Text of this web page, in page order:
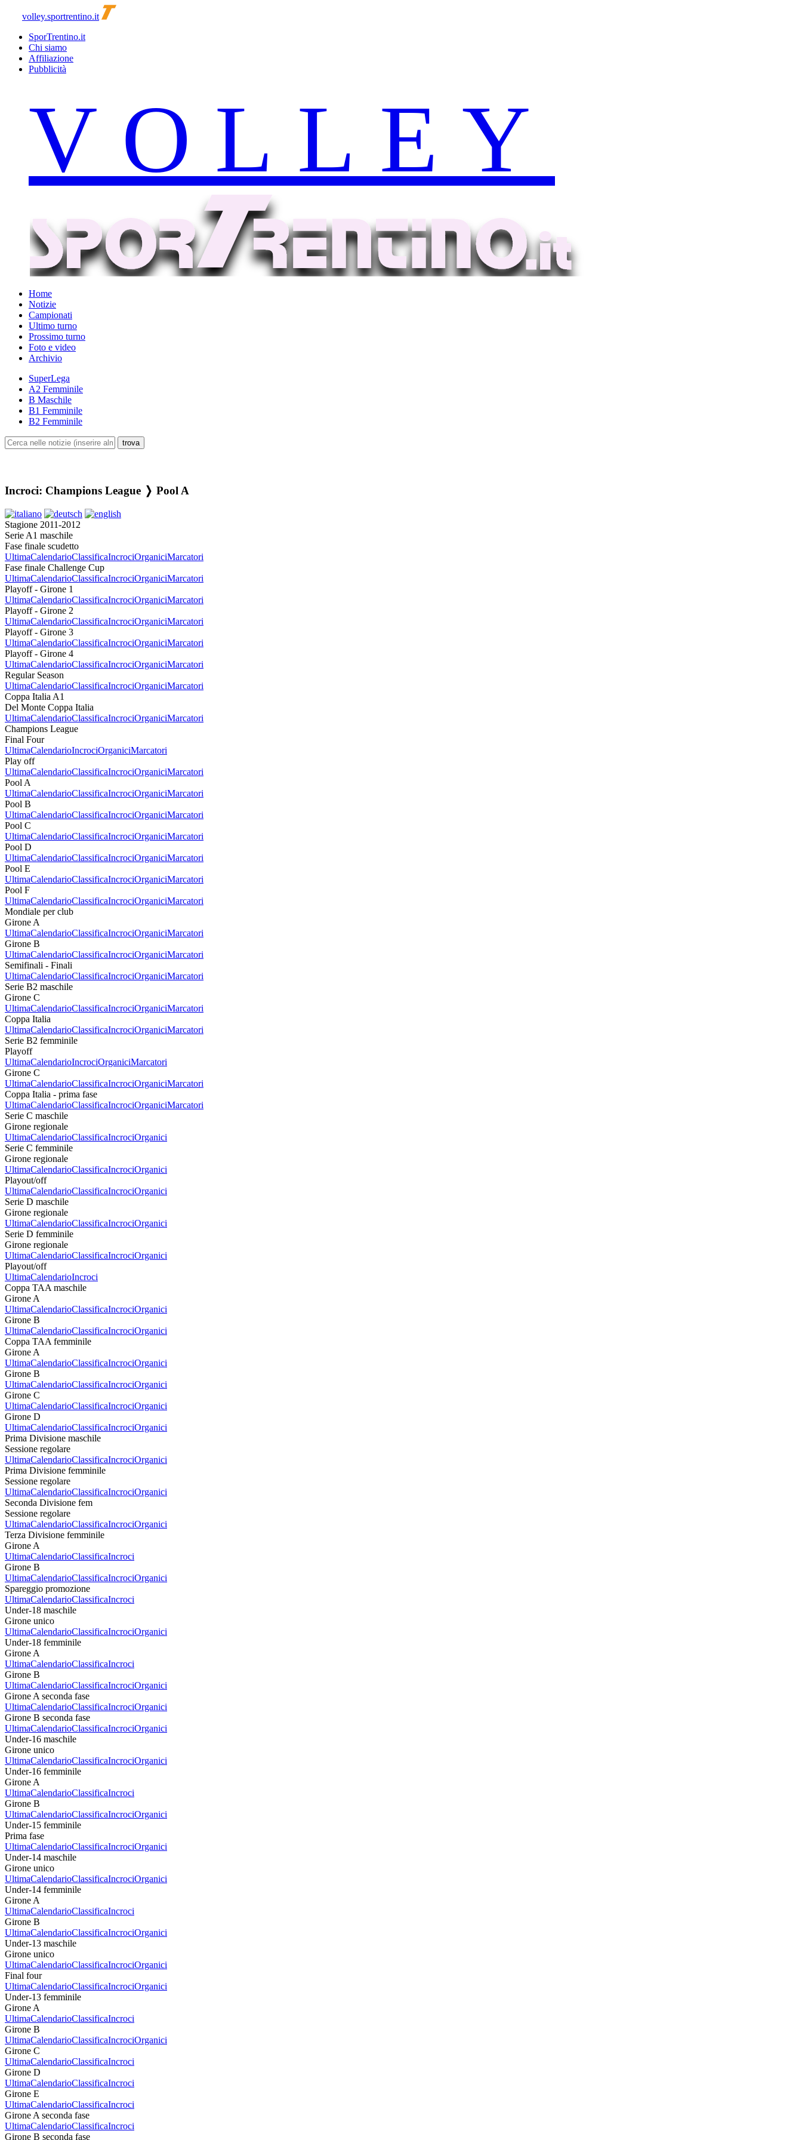
volley.sportrentino.it
SporTrentino.it
Chi siamo
Affiliazione
Pubblicità
Home
Notizie
Campionati
Ultimo turno
Prossimo turno
Foto e video
Archivio
SuperLega
A2 Femminile
B Maschile
B1 Femminile
B2 Femminile
Incroci: Champions League ❭ Pool A
Stagione 2011-2012
Serie A1 maschile
Fase finale scudetto
UltimaCalendarioClassificaIncrociOrganiciMarcatori
Fase finale Challenge Cup
UltimaCalendarioClassificaIncrociOrganiciMarcatori
Playoff - Girone 1
UltimaCalendarioClassificaIncrociOrganiciMarcatori
Playoff - Girone 2
UltimaCalendarioClassificaIncrociOrganiciMarcatori
Playoff - Girone 3
UltimaCalendarioClassificaIncrociOrganiciMarcatori
Playoff - Girone 4
UltimaCalendarioClassificaIncrociOrganiciMarcatori
Regular Season
UltimaCalendarioClassificaIncrociOrganiciMarcatori
Coppa Italia A1
Del Monte Coppa Italia
UltimaCalendarioClassificaIncrociOrganiciMarcatori
Champions League
Final Four
UltimaCalendarioIncrociOrganiciMarcatori
Play off
UltimaCalendarioClassificaIncrociOrganiciMarcatori
Pool A
UltimaCalendarioClassificaIncrociOrganiciMarcatori
Pool B
UltimaCalendarioClassificaIncrociOrganiciMarcatori
Pool C
UltimaCalendarioClassificaIncrociOrganiciMarcatori
Pool D
UltimaCalendarioClassificaIncrociOrganiciMarcatori
Pool E
UltimaCalendarioClassificaIncrociOrganiciMarcatori
Pool F
UltimaCalendarioClassificaIncrociOrganiciMarcatori
Mondiale per club
Girone A
UltimaCalendarioClassificaIncrociOrganiciMarcatori
Girone B
UltimaCalendarioClassificaIncrociOrganiciMarcatori
Semifinali - Finali
UltimaCalendarioClassificaIncrociOrganiciMarcatori
Serie B2 maschile
Girone C
UltimaCalendarioClassificaIncrociOrganiciMarcatori
Coppa Italia
UltimaCalendarioClassificaIncrociOrganiciMarcatori
Serie B2 femminile
Playoff
UltimaCalendarioIncrociOrganiciMarcatori
Girone C
UltimaCalendarioClassificaIncrociOrganiciMarcatori
Coppa Italia - prima fase
UltimaCalendarioClassificaIncrociOrganiciMarcatori
Serie C maschile
Girone regionale
UltimaCalendarioClassificaIncrociOrganici
Serie C femminile
Girone regionale
UltimaCalendarioClassificaIncrociOrganici
Playout/off
UltimaCalendarioClassificaIncrociOrganici
Serie D maschile
Girone regionale
UltimaCalendarioClassificaIncrociOrganici
Serie D femminile
Girone regionale
UltimaCalendarioClassificaIncrociOrganici
Playout/off
UltimaCalendarioIncroci
Coppa TAA maschile
Girone A
UltimaCalendarioClassificaIncrociOrganici
Girone B
UltimaCalendarioClassificaIncrociOrganici
Coppa TAA femminile
Girone A
UltimaCalendarioClassificaIncrociOrganici
Girone B
UltimaCalendarioClassificaIncrociOrganici
Girone C
UltimaCalendarioClassificaIncrociOrganici
Girone D
UltimaCalendarioClassificaIncrociOrganici
Prima Divisione maschile
Sessione regolare
UltimaCalendarioClassificaIncrociOrganici
Prima Divisione femminile
Sessione regolare
UltimaCalendarioClassificaIncrociOrganici
Seconda Divisione fem
Sessione regolare
UltimaCalendarioClassificaIncrociOrganici
Terza Divisione femminile
Girone A
UltimaCalendarioClassificaIncroci
Girone B
UltimaCalendarioClassificaIncrociOrganici
Spareggio promozione
UltimaCalendarioClassificaIncroci
Under-18 maschile
Girone unico
UltimaCalendarioClassificaIncrociOrganici
Under-18 femminile
Girone A
UltimaCalendarioClassificaIncroci
Girone B
UltimaCalendarioClassificaIncrociOrganici
Girone A seconda fase
UltimaCalendarioClassificaIncrociOrganici
Girone B seconda fase
UltimaCalendarioClassificaIncrociOrganici
Under-16 maschile
Girone unico
UltimaCalendarioClassificaIncrociOrganici
Under-16 femminile
Girone A
UltimaCalendarioClassificaIncroci
Girone B
UltimaCalendarioClassificaIncrociOrganici
Under-15 femminile
Prima fase
UltimaCalendarioClassificaIncrociOrganici
Under-14 maschile
Girone unico
UltimaCalendarioClassificaIncrociOrganici
Under-14 femminile
Girone A
UltimaCalendarioClassificaIncroci
Girone B
UltimaCalendarioClassificaIncrociOrganici
Under-13 maschile
Girone unico
UltimaCalendarioClassificaIncrociOrganici
Final four
UltimaCalendarioClassificaIncrociOrganici
Under-13 femminile
Girone A
UltimaCalendarioClassificaIncroci
Girone B
UltimaCalendarioClassificaIncrociOrganici
Girone C
UltimaCalendarioClassificaIncroci
Girone D
UltimaCalendarioClassificaIncroci
Girone E
UltimaCalendarioClassificaIncroci
Girone A seconda fase
UltimaCalendarioClassificaIncroci
Girone B seconda fase